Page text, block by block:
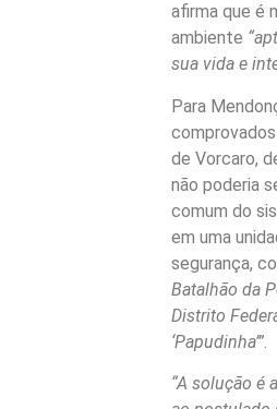
afirma que é
ambiente
sua vida e
Para
de Vorcaro,
não poderia
comum do
em uma
segurança,
Batalhão da
Distrito
‘Papudinha’”
“A solução é